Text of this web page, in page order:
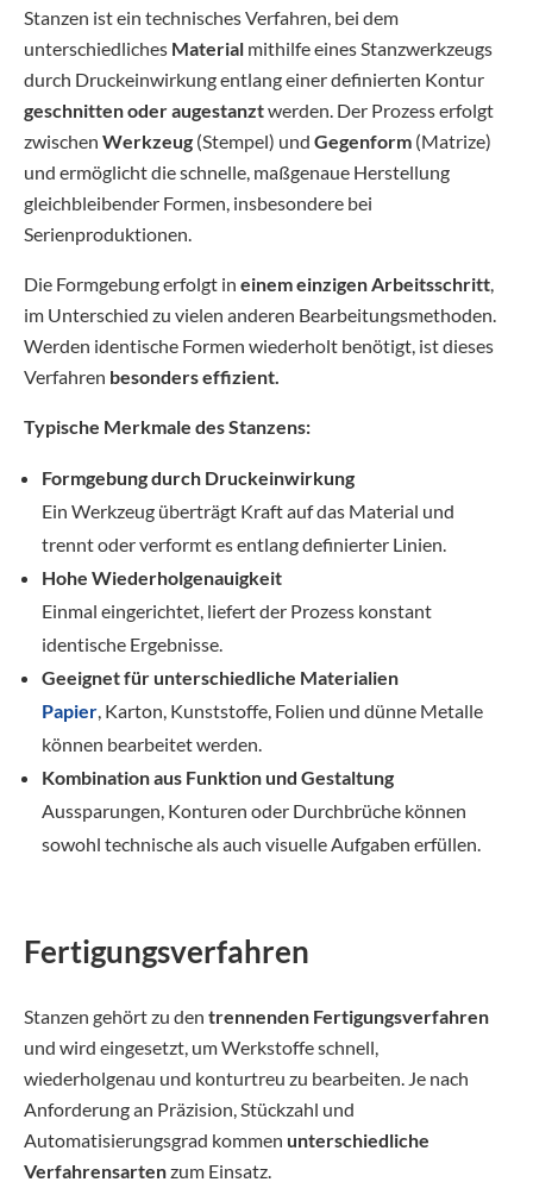
Stanzen ist ein technisches Verfahren, bei dem
unterschiedliches Material mithilfe eines Stanzwerkzeugs
durch Druckeinwirkung entlang einer definierten Kontur
geschnitten oder augestanztwerden. Der Prozess erfolgt
zwischen Werkzeug (Stempel) und Gegenform (Matrize)
und ermöglicht die schnelle, maßgenaue Herstellung
gleichbleibender Formen, insbesondere bei
Serienproduktionen.
Die Formgebung erfolgt in einemeinzigen Arbeitsschritt,
im Unterschied zu vielen anderen Bearbeitungsmethoden.
Werden identische Formen wiederholt benötigt, ist dieses
Verfahren besonders effizient.
Typische Merkmale des Stanzens:
Formgebung durch Druckeinwirkung
Ein Werkzeug überträgt Kraft auf das Material und
trennt oder verformt es entlang definierter Linien.
Hohe Wiederholgenauigkeit
Einmal eingerichtet, liefert der Prozess konstant
identische Ergebnisse.
Geeignet für unterschiedliche Materialien
Papier, Karton, Kunststoffe, Folien und dünne Metalle
können bearbeitet werden.
Kombination aus Funktion und Gestaltung
Aussparungen, Konturen oder Durchbrüche können
sowohl technische als auch visuelle Aufgaben erfüllen.
Fertigungsverfahren
Stanzen gehört zu den trennenden Fertigungsverfahren
und wird eingesetzt, um Werkstoffe schnell,
wiederholgenau und konturtreu zu bearbeiten. Je nach
Anforderung an Präzision, Stückzahl und
Automatisierungsgrad kommen unterschiedliche
Verfahrensartenzum Einsatz.